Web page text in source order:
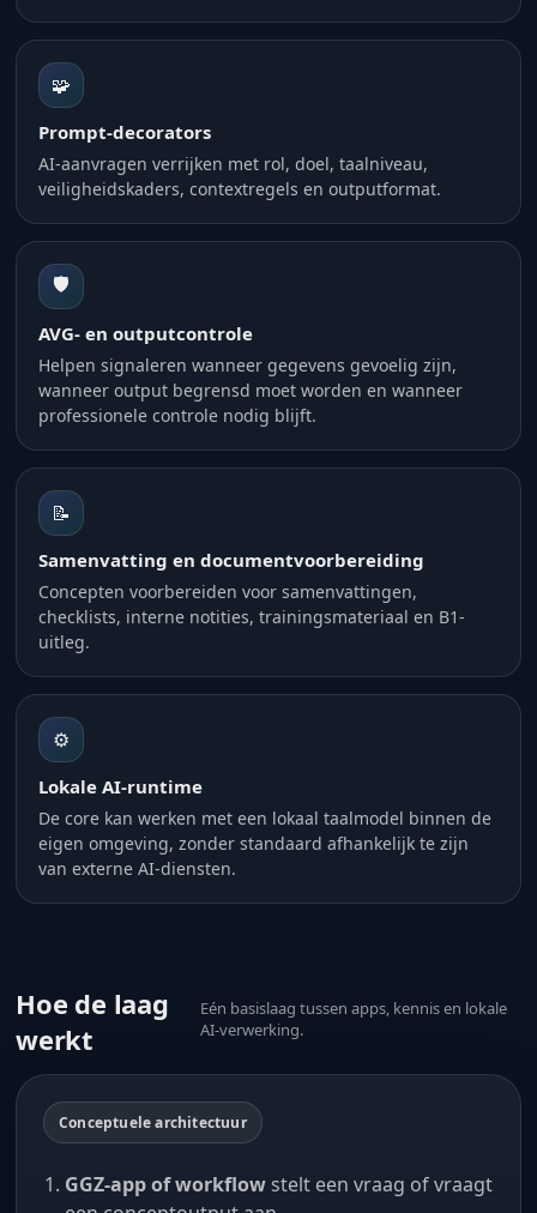
🧩
Prompt-decorators
AI-aanvragen verrijken met rol, doel, taalniveau,
veiligheidskaders, contextregels en outputformat.
🛡️
AVG- en outputcontrole
Helpen signaleren wanneer gegevens gevoelig zijn,
wanneer output begrensd moet worden en wanneer
professionele controle nodig blijft.
📝
Samenvatting en documentvoorbereiding
Concepten voorbereiden voor samenvattingen,
checklists, interne notities, trainingsmateriaal en B1-
uitleg.
⚙️
Lokale AI-runtime
De core kan werken met een lokaal taalmodel binnen de
eigen omgeving, zonder standaard afhankelijk te zijn
van externe AI-diensten.
Hoe de laag
werkt
Eén basislaag tussen apps, kennis en lokale
AI-verwerking.
Conceptuele architectuur
GGZ-app of workflow stelt een vraag of vraagt